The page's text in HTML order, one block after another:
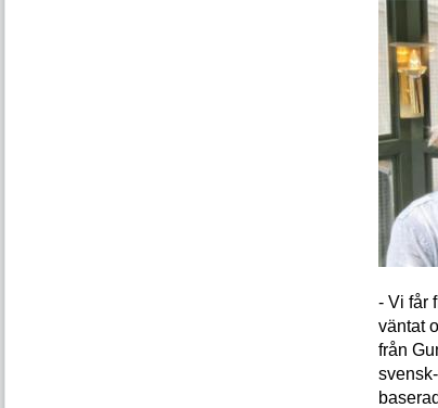
- Vi får
väntat
från